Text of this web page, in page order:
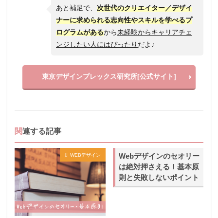
あと補足で、 次世代のクリエイター／デザイ
ナーに求められる志向性やスキルを学べるプ
ログラムがあるから未経験からキャリアチェ
ンジしたい人にはぴったり だよ♪
東京デザインプレックス研究所[公式サイト]
関連する記事
WEBデザイン
Webデザインのセオリー
は絶対押さえる！基本原
則と失敗しないポイント